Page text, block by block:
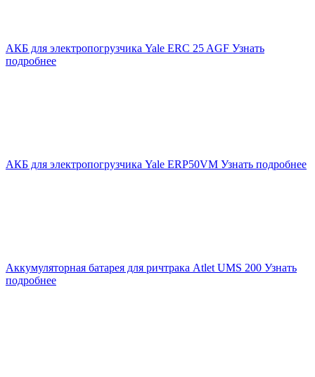
АКБ для электропогрузчика Yale ERC 25 AGF Узнать
подробнее
АКБ для электропогрузчика Yale ERP50VM Узнать подробнее
Аккумуляторная батарея для ричтрака Atlet UMS 200 Узнать
подробнее